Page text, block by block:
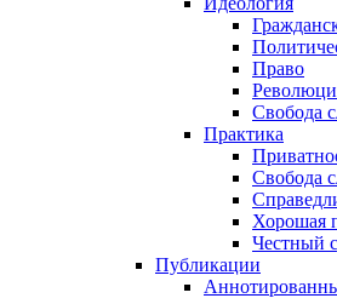
Право
Свобода
Практика
Свобода
Хорошая
Честный
Публикации